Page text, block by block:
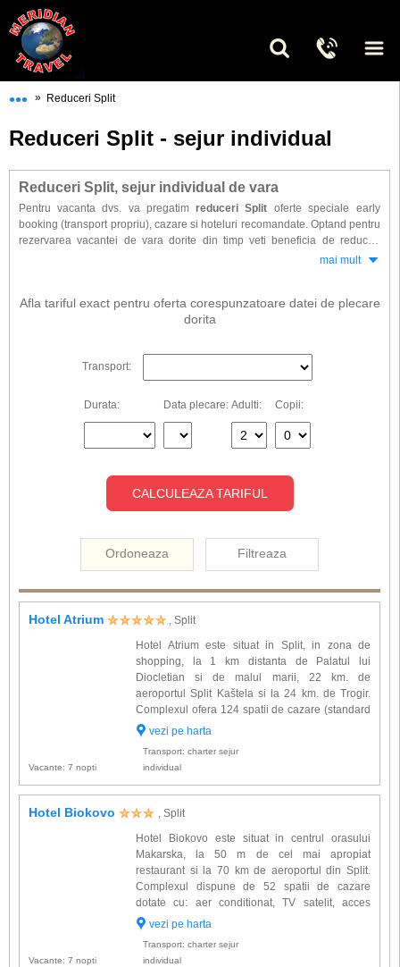
••• » Reduceri Split
Reduceri Split - sejur individual
Reduceri Split, sejur individual de vara
Pentru vacanta dvs. va pregatim reduceri Split oferte speciale early
booking (transport propriu), cazare si hoteluri recomandate. Optand pentru
rezervarea vacantei de vara dorite din timp veti beneficia de reduceri
mai mult
Afla tariful exact pentru oferta corespunzatoare datei de plecare
dorita
Transport:
Durata: Data plecare: Adulti: Copii:
CALCULEAZA TARIFUL
Ordoneaza Filtreaza
Hotel Atrium
, Split
Hotel Atrium este situat in Split, in zona de
shopping, la 1 km distanta de Palatul lui
Diocletian si de malul marii, 22 km. de
aeroportul Split Kaštela si la 24 km. de Trogir.
Complexul ofera 124 spatii de cazare (standard
si superior rooms) amenajate modern & elegant
papuci, aer condit...
vezi pe harta
Vacante: 7 nopti
Transport: charter sejur
individual
Hotel Biokovo
, Split
Hotel Biokovo este situat in centrul orasului
Makarska, la 50 m de cel mai apropiat
restaurant si la 70 km de aeroportul din Split.
Complexul dispune de 52 spatii de cazare
dotate cu: aer conditionat, TV satelit, acces
internet, baie proprie, uscator de par, minibar,
acces internet, co...
vezi pe harta
Vacante: 7 nopti
Transport: charter sejur
individual